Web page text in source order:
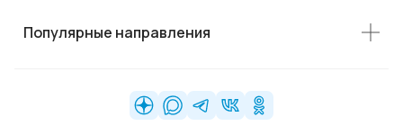
Популярные направления